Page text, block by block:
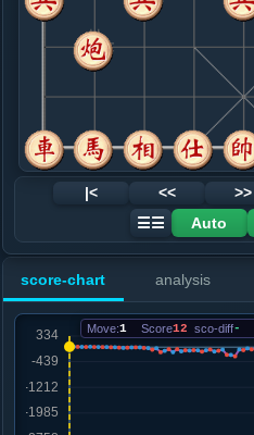
9. 炮五平一
黑+5
.....马２进４
10. 车二进四
黑+23
.....卒３进１
黑+28
黑+77
.....马８进９
黑+35
12. 兵三进一
黑+153
黑+113
13. 马三进四
黑+62
.....车２退３
黑+126
15. 炮一退一
黑+93
.....卒７进１
16. 马四进六
|< << >>
☰☰
Auto
score-chart analysis
Move:1 Score12 sco-diff-